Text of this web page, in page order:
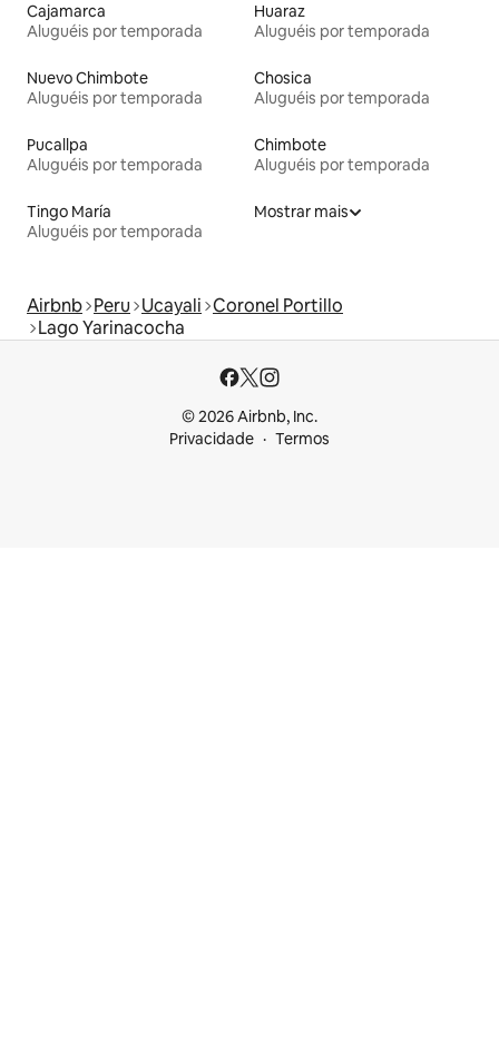
Cajamarca
Aluguéis por temporada
Huaraz
Aluguéis por temporada
Nuevo Chimbote
Aluguéis por temporada
Chosica
Aluguéis por temporada
Pucallpa
Aluguéis por temporada
Chimbote
Aluguéis por temporada
Tingo María
Aluguéis por temporada
Mostrar mais
Airbnb Peru Ucayali Coronel Portillo
Lago Yarinacocha
© 2026 Airbnb, Inc.
Privacidade
Termos